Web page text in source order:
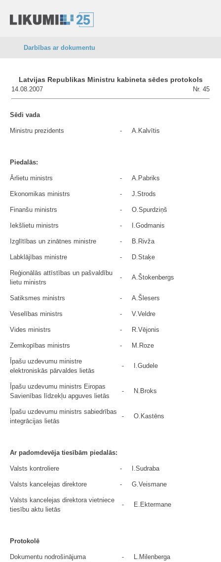
Darbības ar dokumentu
Latvijas Republikas Ministru kabineta sēdes protokols
14.08.2007 Nr. 45
Sēdi vada
Ministru prezidents - A.Kalvītis
Piedalās:
Ārlietu ministrs - A.Pabriks
Ekonomikas ministrs - J.Strods
Finanšu ministrs - O.Spurdziņš
Iekšlietu ministrs - I.Godmanis
Izglītības un zinātnes ministre - B.Rivža
Labklājības ministre - D.Staķe
Reģionālās attīstības un pašvaldību
lietu ministrs
- A.Štokenbergs
Satiksmes ministrs - A.Šlesers
Veselības ministrs - V.Veldre
Vides ministrs - R.Vējonis
Zemkopības ministrs - M.Roze
Īpašu uzdevumu ministre
elektroniskās pārvaldes lietās
- I.Gudele
Īpašu uzdevumu ministrs Eiropas
Savienības līdzekļu apguves lietās
- N.Broks
Īpašu uzdevumu ministrs sabiedrības
integrācijas lietās
- O.Kastēns
Ar padomdevēja tiesībām piedalās:
Valsts kontroliere - I.Sudraba
Valsts kancelejas direktore - G.Veismane
Valsts kancelejas direktora vietniece
tiesību aktu lietās
- E.Ektermane
Protokolē
Dokumentu nodrošinājuma
- L.Milenberga